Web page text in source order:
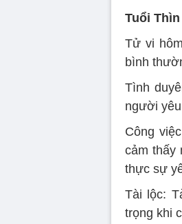
Tuổi Thìn
Tử vi
bình
Tình
người
Công
cảm thấy
thực sự
Tài lộc:
trọng khi